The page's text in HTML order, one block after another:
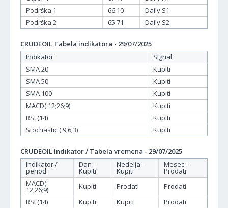
Podrška 1
66.10
Daily S1
Podrška 2
65.71 Daily S2
CRUDEOIL Tabela indikatora - 29/07/2025
Indikator
Signal
SMA 20
Kupiti
SMA 50
Kupiti
SMA 100
Kupiti
MACD( 12;26;9)
Kupiti
RSI (14)
Kupiti
Stochastic ( 9;6;3)
Kupiti
CRUDEOIL Indikator / Tabela vremena - 29/07/2025
Indikator /
period
Dan -
Kupiti
Nedelja -
Kupiti
Mesec -
Prodati
MACD(
12;26;9) Kupiti Prodati
Prodati
RSI (14)
Kupiti Kupiti
Prodati